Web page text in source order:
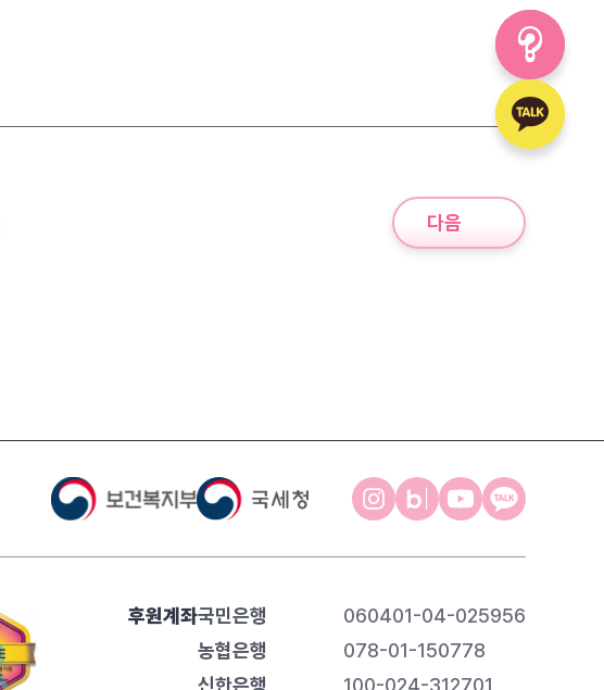
다음
후원계좌국민은행
060401-04-025956
농협은행
078-01-150778
신한은행
100-024-312701